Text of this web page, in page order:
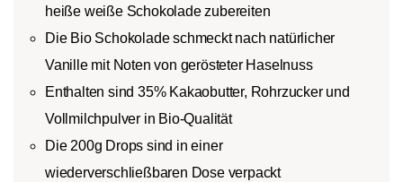
heiße weiße Schokolade zubereiten
Die Bio Schokolade schmeckt nach natürlicher
Vanille mit Noten von gerösteter Haselnuss
Enthalten sind 35% Kakaobutter, Rohrzucker und
Vollmilchpulver in Bio-Qualität
Die 200g Drops sind in einer
wiederverschließbaren Dose verpackt